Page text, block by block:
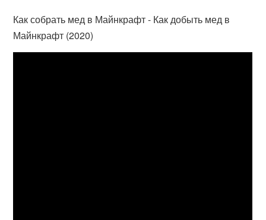
Как собрать мед в Майнкрафт - Как добыть мед в
Майнкрафт (2020)